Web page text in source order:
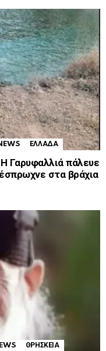
ΕΛΛΑΔΑ
Γαρυφαλλιά πάλευε
στα βράχια
ΘΡΗΣΚΕΙΑ